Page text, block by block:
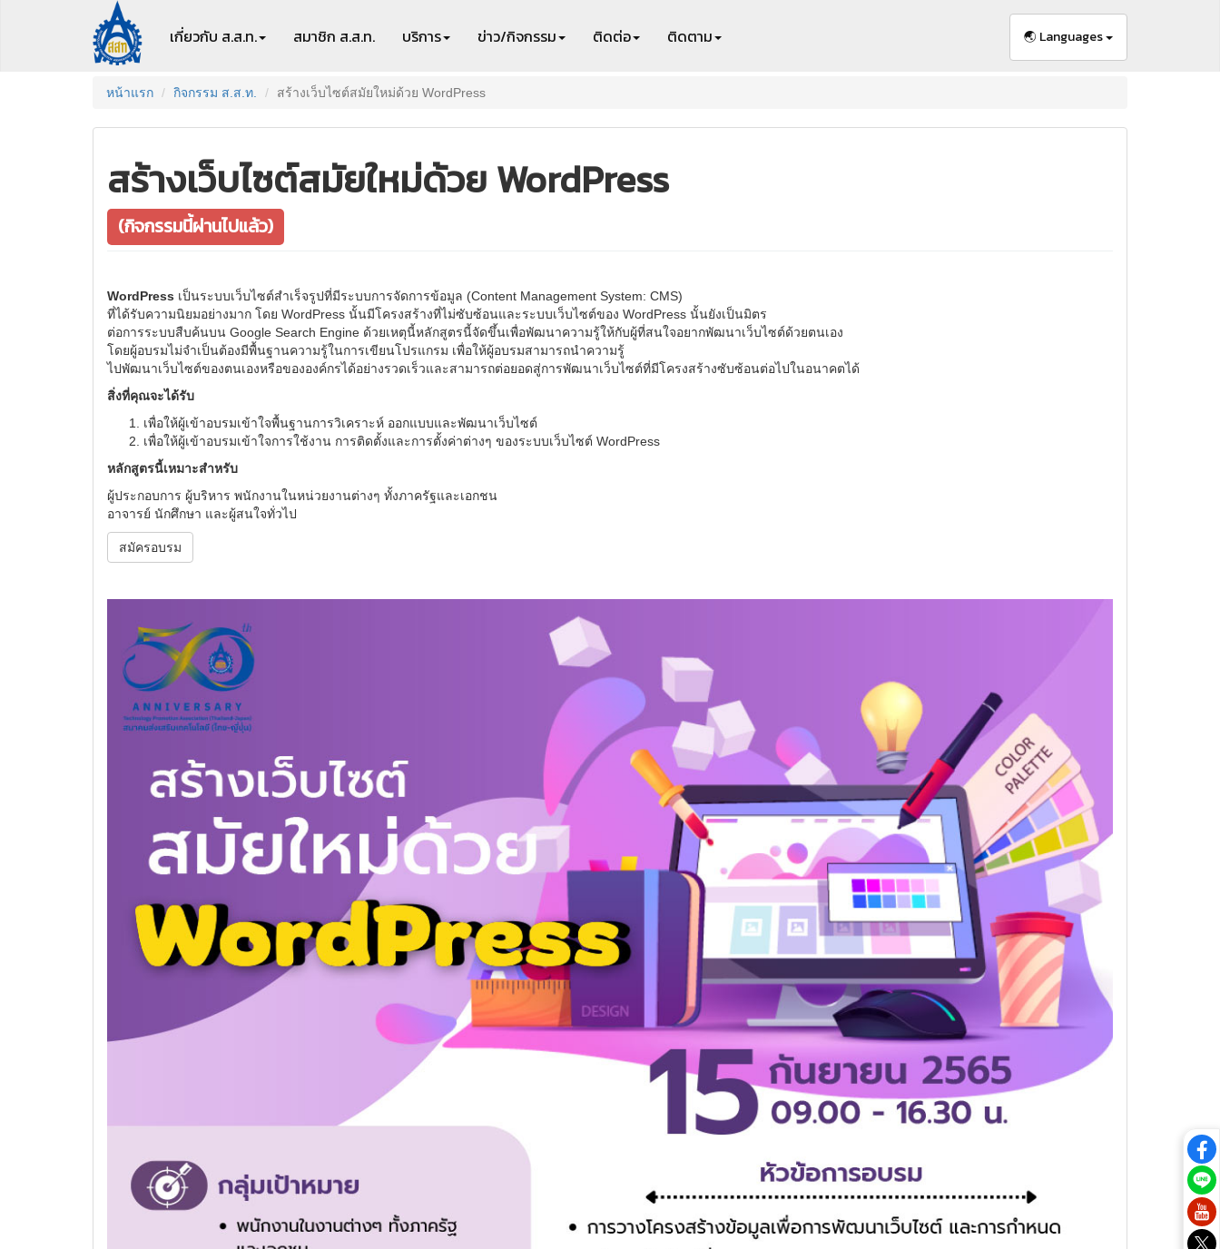
เกี่ยวกับ ส.ส.ท. สมาชิก ส.ส.ท. บริการ ข่าว/กิจกรรม ติดต่อ ติดตาม 🌏 Languages
หน้าแรก กิจกรรม ส.ส.ท. สร้างเว็บไซต์สมัยใหม่ด้วย WordPress
สร้างเว็บไซต์สมัยใหม่ด้วย WordPress
(กิจกรรมนี้ผ่านไปแล้ว)
WordPress เป็นระบบเว็บไซต์สำเร็จรูปที่มีระบบการจัดการข้อมูล (Content Management System: CMS)
ที่ได้รับความนิยมอย่างมาก โดย WordPress นั้นมีโครงสร้างที่ไม่ซับซ้อนและระบบเว็บไซต์ของ WordPress นั้นยังเป็นมิตร
ต่อการระบบสืบค้นบน Google Search Engine ด้วยเหตุนี้หลักสูตรนี้จัดขึ้นเพื่อพัฒนาความรู้ให้กับผู้ที่สนใจอยากพัฒนาเว็บไซต์ด้วยตนเอง
โดยผู้อบรมไม่จำเป็นต้องมีพื้นฐานความรู้ในการเขียนโปรแกรม เพื่อให้ผู้อบรมสามารถนำความรู้
ไปพัฒนาเว็บไซต์ของตนเองหรือขององค์กรได้อย่างรวดเร็วและสามารถต่อยอดสู่การพัฒนาเว็บไซต์ที่มีโครงสร้างซับซ้อนต่อไปในอนาคตได้
สิ่งที่คุณจะได้รับ
เพื่อให้ผู้เข้าอบรมเข้าใจพื้นฐานการวิเคราะห์ ออกแบบและพัฒนาเว็บไซต์
เพื่อให้ผู้เข้าอบรมเข้าใจการใช้งาน การติดตั้งและการตั้งค่าต่างๆ ของระบบเว็บไซต์ WordPress
หลักสูตรนี้เหมาะสำหรับ
ผู้ประกอบการ ผู้บริหาร พนักงานในหน่วยงานต่างๆ ทั้งภาครัฐและเอกชน
อาจารย์ นักศึกษา และผู้สนใจทั่วไป
สมัครอบรม